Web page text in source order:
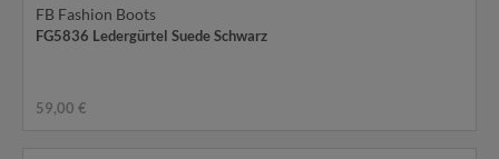
FB Fashion Boots
FG5836 Ledergürtel Suede Schwarz
59,00 €